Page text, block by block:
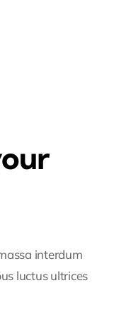
interdum
luctus ultrices